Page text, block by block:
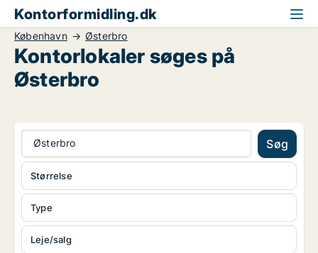
Kontorformidling.dk
København Østerbro
Kontorlokaler søges på
Østerbro
Østerbro Søg
Type
Leje/salg
Størrelse